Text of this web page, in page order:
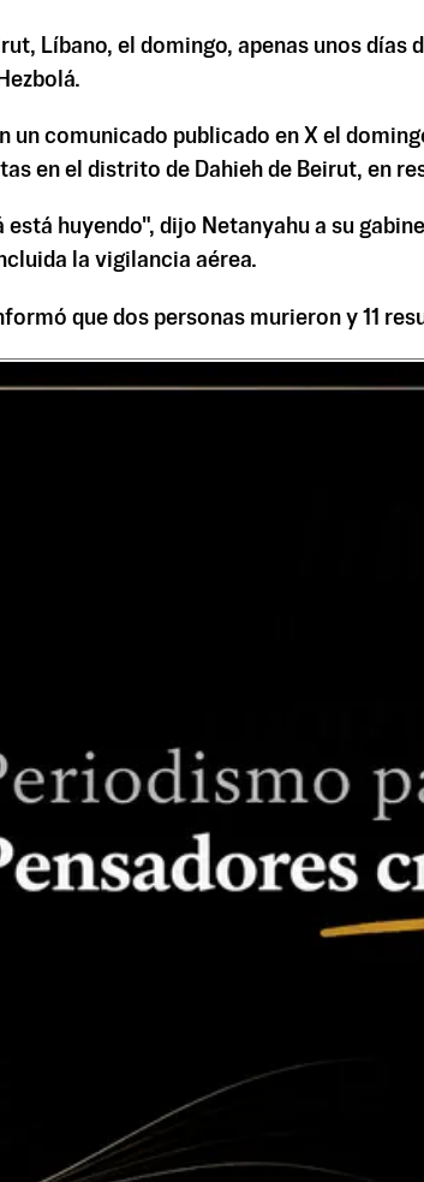
Líbano, el domingo, apenas unos
comunicado publicado en X el
en el distrito de Dahieh de Beirut, en
huyendo", dijo Netanyahu a su
la vigilancia aérea.
que dos personas murieron y 11